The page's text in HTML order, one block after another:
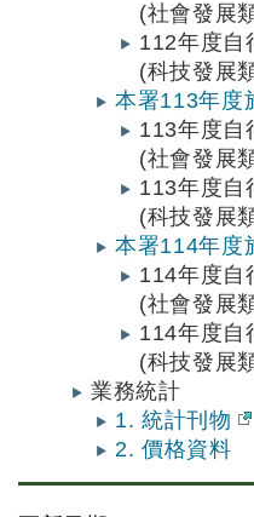
(社會發展
112年度自
(科技發展
本署113年度
113年度自
(社會發展
113年度自
(科技發展
本署114年度
114年度自
(社會發展
114年度自
(科技發展
業務統計
1. 統計刊物
2. 價格資料